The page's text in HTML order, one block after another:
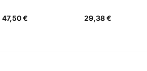
47,50 € 29,38 €